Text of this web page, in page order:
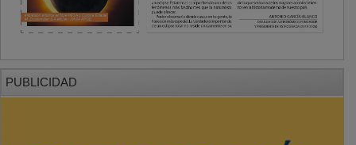
PUBLICIDAD